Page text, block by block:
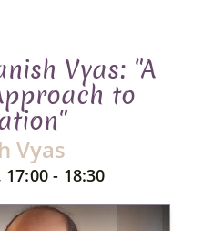
Vyas: "A
to
Vyas
- 18:30